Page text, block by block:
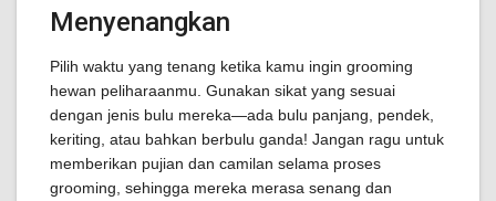
Menyenangkan
Pilih waktu yang tenang ketika kamu ingin grooming
hewan peliharaanmu. Gunakan sikat yang sesuai
dengan jenis bulu mereka—ada bulu panjang, pendek,
keriting, atau bahkan berbulu ganda! Jangan ragu untuk
memberikan pujian dan camilan selama proses
grooming, sehingga mereka merasa senang dan